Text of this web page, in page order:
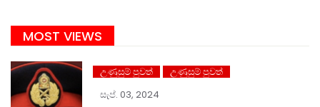
MOST VIEWS
උණුසුම් පුවත්
උණුසුම් පුවත්
සැප්. 03, 2024